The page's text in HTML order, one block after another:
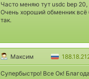
Часто меняю тут usdc bep 20,
Очень хороший обменник
так.
Максим
Супербыстро! Все Ок!